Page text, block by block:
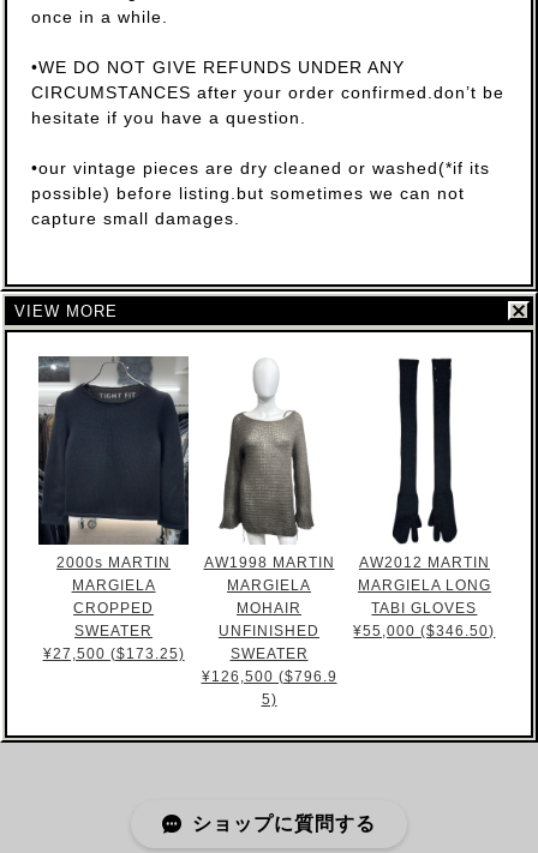
once in a while.
•WE DO NOT GIVE REFUNDS UNDER ANY
CIRCUMSTANCES after your order confirmed.don’t be
hesitate if you have a question.
•our vintage pieces are dry cleaned or washed(*if its
possible) before listing.but sometimes we can not
capture small damages.
VIEW MORE
2000s MARTIN
MARGIELA
CROPPED
SWEATER
¥27,500 ($173.25)
AW1998 MARTIN
MARGIELA
MOHAIR
UNFINISHED
SWEATER
¥126,500 ($796.9
5)
AW2012 MARTIN
MARGIELA LONG
TABI GLOVES
¥55,000 ($346.50)
ショップに質問する